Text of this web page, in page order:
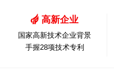
高新企业
国家高新技术企业背景
手握28项技术专利